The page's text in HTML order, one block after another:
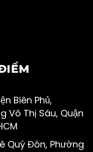
Biên Phủ,
Võ Thị Sáu, Quận
Quý Đôn, Phường